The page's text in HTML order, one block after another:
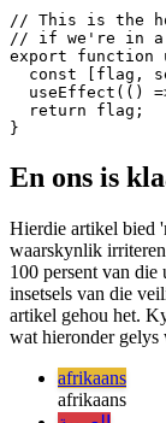
  }}> ...
*/
// This is the
// if we're in a
export function
const [flag,
  return flag;
En ons is
Hierdie artikel bied
waarskynlik
100 persent van die
insetsels van die
artikel gehou het.
wat hieronder gelys